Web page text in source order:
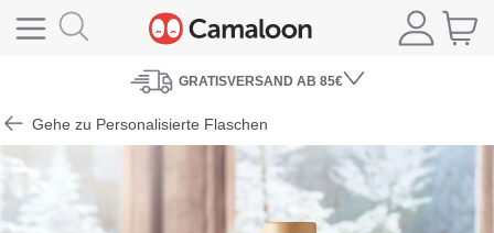
GRATISVERSAND AB 85€
Gehe zu Personalisierte Flaschen